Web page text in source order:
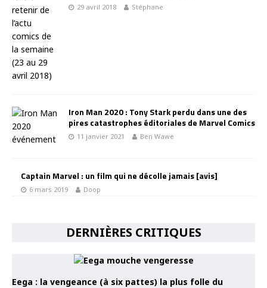
29 avril 2018 Stéphane
Iron Man 2020 : Tony Stark perdu dans une des
pires catastrophes éditoriales de Marvel Comics
11 janvier 2021 Ben Wawe
Captain Marvel : un film qui ne décolle jamais [avis]
6 mars 2019 Doop
DERNIÈRES CRITIQUES
Eega : la vengeance (à six pattes) la plus folle du